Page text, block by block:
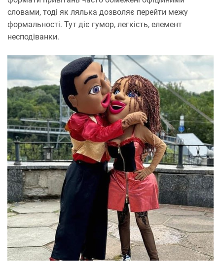
словами, тоді як лялька дозволяє перейти межу
формальності. Тут діє гумор, легкість, елемент
несподіванки.